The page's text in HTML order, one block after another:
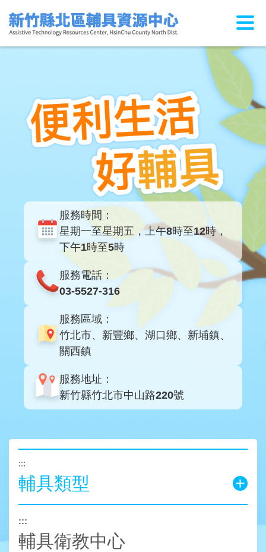
跳
到
服務時間：
星期一至星期五，上午8時至12時，
下午1時至5時
服務電話：
03-5527-316
服務區域：
竹北市、新豐鄉、湖口鄉、新埔鎮、
關西鎮
服務地址：
新竹縣竹北市中山路220號
:::
輔具類型
:::
輔具衛教中心